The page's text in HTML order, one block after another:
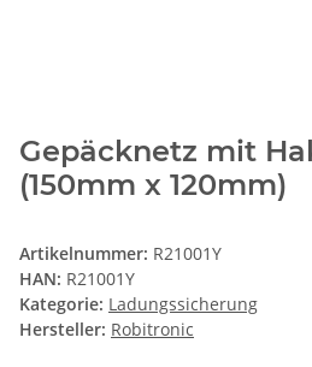
Gepäcknetz mit
(150mm x 120mm)
Artikelnummer: R21001Y
HAN: R21001Y
Kategorie: Ladungssicherung
Hersteller: Robitronic